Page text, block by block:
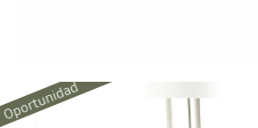
Oportunidad